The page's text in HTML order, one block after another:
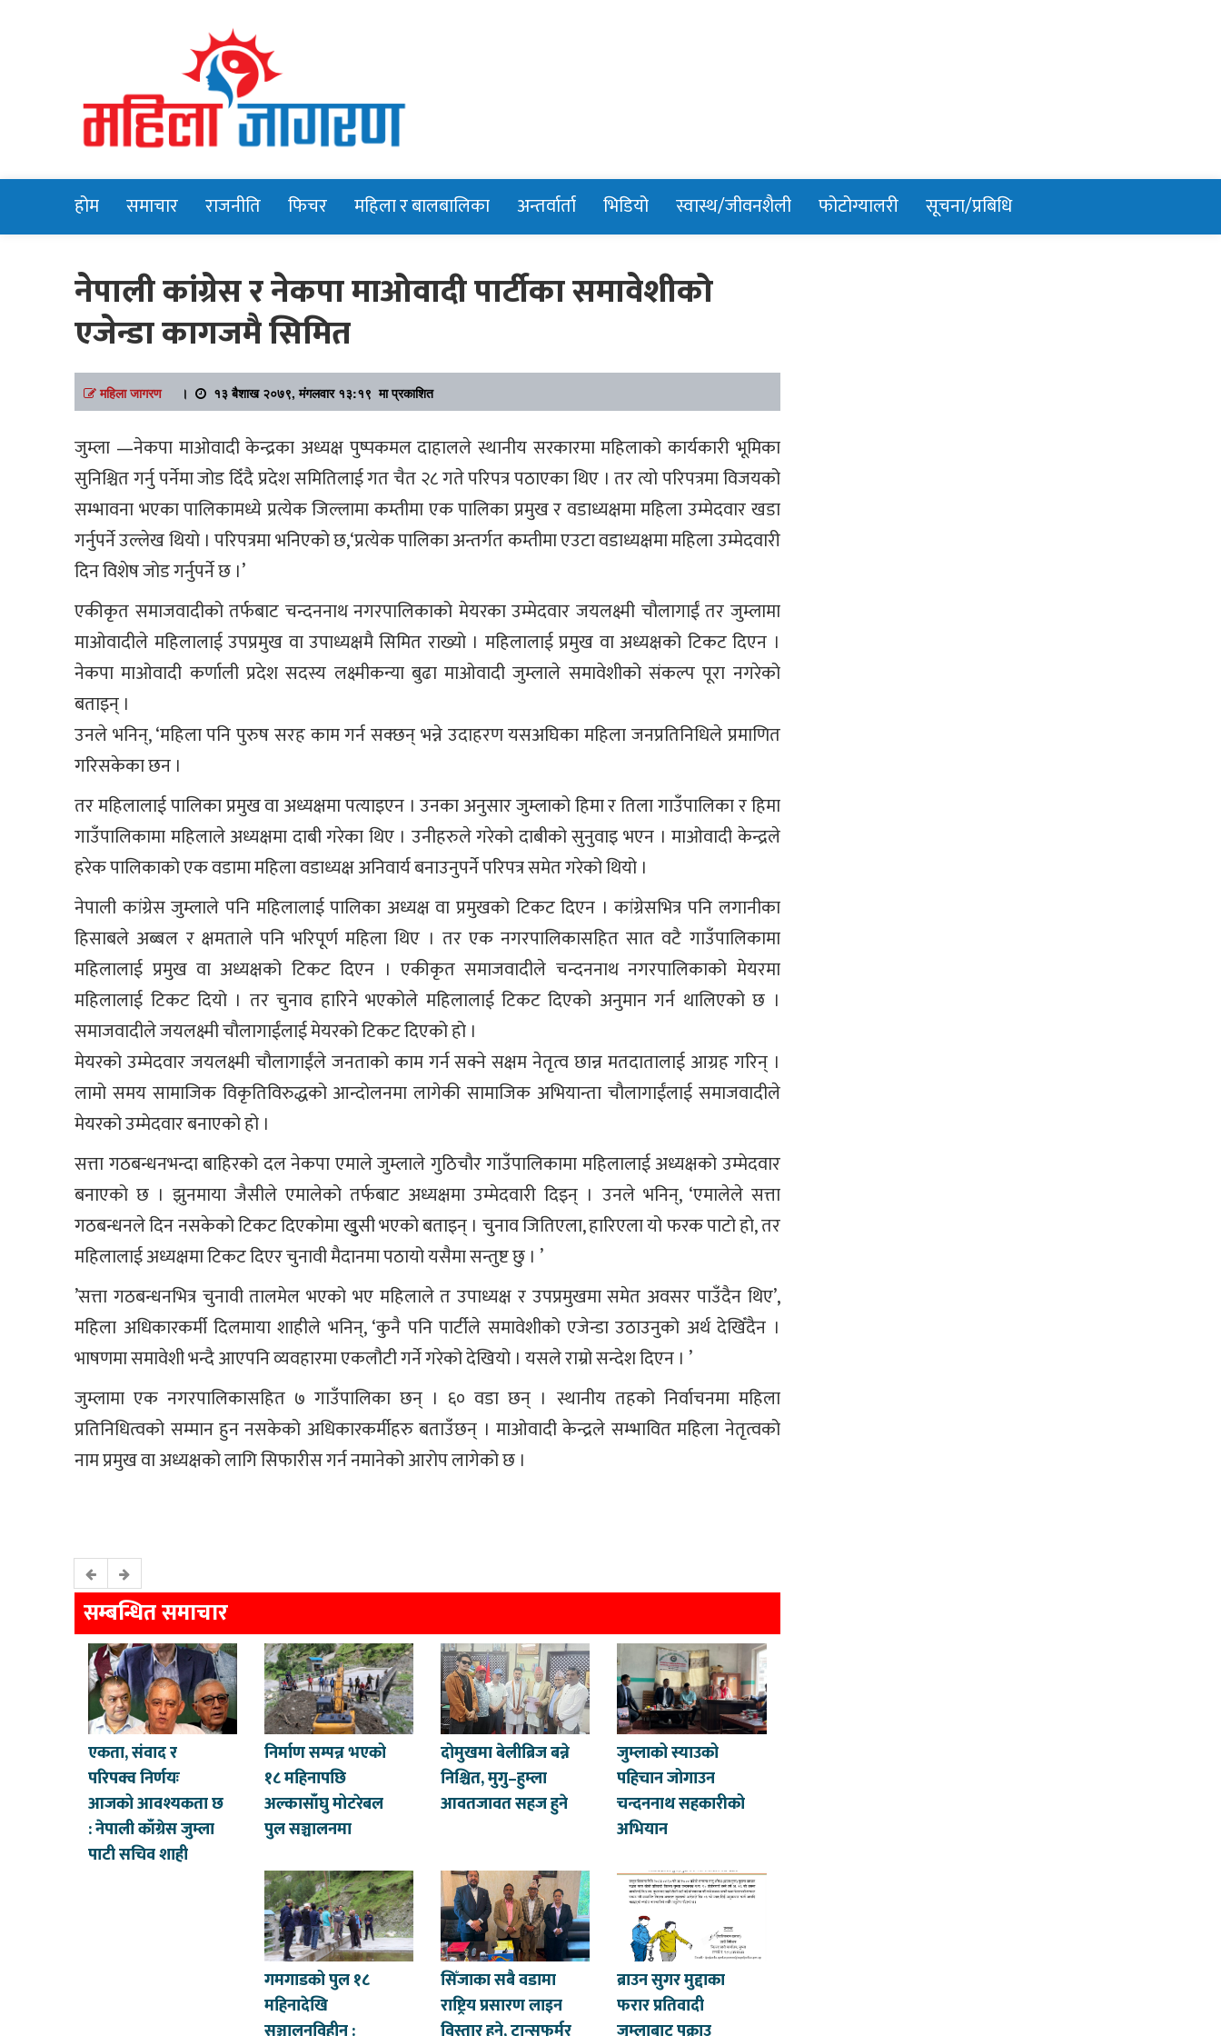
Mahilajagaran
होम समाचार राजनीति फिचर महिला र बालबालिका अन्तर्वार्ता भिडियो स्वास्थ/जीवनशैली फोटोग्यालरी सूचना/प्रबिधि
नेपाली कांग्रेस र नेकपा माओवादी पार्टीका समावेशीको
एजेन्डा कागजमै सिमित
महिला जागरण। १३ बैशाख २०७९, मंगलवार १३:१९ मा प्रकाशित
जुम्ला —नेकपा माओवादी केन्द्रका अध्यक्ष पुष्पकमल दाहालले स्थानीय सरकारमा महिलाको कार्यकारी भूमिका
सुनिश्चित गर्नु पर्नेमा जोड दिँदै प्रदेश समितिलाई गत चैत २८ गते परिपत्र पठाएका थिए । तर त्यो परिपत्रमा विजयको
सम्भावना भएका पालिकामध्ये प्रत्येक जिल्लामा कम्तीमा एक पालिका प्रमुख र वडाध्यक्षमा महिला उम्मेदवार खडा
गर्नुपर्ने उल्लेख थियो । परिपत्रमा भनिएको छ,‘प्रत्येक पालिका अन्तर्गत कम्तीमा एउटा वडाध्यक्षमा महिला उम्मेदवारी
दिन विशेष जोड गर्नुपर्ने छ ।’
एकीकृत समाजवादीको तर्फबाट चन्दननाथ नगरपालिकाको मेयरका उम्मेदवार जयलक्ष्मी चौलागाईं तर जुम्लामा
माओवादीले महिलालाई उपप्रमुख वा उपाध्यक्षमै सिमित राख्यो । महिलालाई प्रमुख वा अध्यक्षको टिकट दिएन ।
नेकपा माओवादी कर्णाली प्रदेश सदस्य लक्ष्मीकन्या बुढा माओवादी जुम्लाले समावेशीको संकल्प पूरा नगरेको
बताइन् ।
उनले भनिन्, ‘महिला पनि पुरुष सरह काम गर्न सक्छन् भन्ने उदाहरण यसअघिका महिला जनप्रतिनिधिले प्रमाणित
गरिसकेका छन ।
तर महिलालाई पालिका प्रमुख वा अध्यक्षमा पत्याइएन । उनका अनुसार जुम्लाको हिमा र तिला गाउँपालिका र हिमा
गाउँपालिकामा महिलाले अध्यक्षमा दाबी गरेका थिए । उनीहरुले गरेको दाबीको सुनुवाइ भएन । माओवादी केन्द्रले
हरेक पालिकाको एक वडामा महिला वडाध्यक्ष अनिवार्य बनाउनुपर्ने परिपत्र समेत गरेको थियो ।
नेपाली कांग्रेस जुम्लाले पनि महिलालाई पालिका अध्यक्ष वा प्रमुखको टिकट दिएन । कांग्रेसभित्र पनि लगानीका
हिसाबले अब्बल र क्षमताले पनि भरिपूर्ण महिला थिए । तर एक नगरपालिकासहित सात वटै गाउँपालिकामा
महिलालाई प्रमुख वा अध्यक्षको टिकट दिएन । एकीकृत समाजवादीले चन्दननाथ नगरपालिकाको मेयरमा
महिलालाई टिकट दियो । तर चुनाव हारिने भएकोले महिलालाई टिकट दिएको अनुमान गर्न थालिएको छ ।
समाजवादीले जयलक्ष्मी चौलागाईंलाई मेयरको टिकट दिएको हो ।
मेयरको उम्मेदवार जयलक्ष्मी चौलागाईंले जनताको काम गर्न सक्ने सक्षम नेतृत्व छान्न मतदातालाई आग्रह गरिन् ।
लामो समय सामाजिक विकृतिविरुद्धको आन्दोलनमा लागेकी सामाजिक अभियान्ता चौलागाईंलाई समाजवादीले
मेयरको उम्मेदवार बनाएको हो ।
सत्ता गठबन्धनभन्दा बाहिरको दल नेकपा एमाले जुम्लाले गुठिचौर गाउँपालिकामा महिलालाई अध्यक्षको उम्मेदवार
बनाएको छ । झुनमाया जैसीले एमालेको तर्फबाट अध्यक्षमा उम्मेदवारी दिइन् । उनले भनिन्, ‘एमालेले सत्ता
गठबन्धनले दिन नसकेको टिकट दिएकोमा खुुसी भएको बताइन् । चुनाव जितिएला, हारिएला यो फरक पाटो हो, तर
महिलालाई अध्यक्षमा टिकट दिएर चुनावी मैदानमा पठायो यसैमा सन्तुष्ट छु । ’
’सत्ता गठबन्धनभित्र चुनावी तालमेल भएको भए महिलाले त उपाध्यक्ष र उपप्रमुखमा समेत अवसर पाउँदैन थिए’,
महिला अधिकारकर्मी दिलमाया शाहीले भनिन्, ‘कुनै पनि पार्टीले समावेशीको एजेन्डा उठाउनुको अर्थ देखिँदैन ।
भाषणमा समावेशी भन्दै आएपनि व्यवहारमा एकलौटी गर्ने गरेको देखियो । यसले राम्रो सन्देश दिएन । ’
जुम्लामा एक नगरपालिकासहित ७ गाउँपालिका छन् । ६० वडा छन् । स्थानीय तहको निर्वाचनमा महिला
प्रतिनिधित्वको सम्मान हुन नसकेको अधिकारकर्मीहरु बताउँछन् । माओवादी केन्द्रले सम्भावित महिला नेतृत्वको
नाम प्रमुख वा अध्यक्षको लागि सिफारीस गर्न नमानेको आरोप लागेको छ ।
सम्बन्धित समाचार
एकता, संवाद र
परिपक्व निर्णयः
आजको आवश्यकता छ
: नेपाली काँग्रेस जुम्ला
पाटी सचिव शाही
निर्माण सम्पन्न भएको
१८ महिनापछि
अल्कासाँघु मोटरेबल
पुल सञ्चालनमा
दोमुखमा बेलीब्रिज बन्ने
निश्चित, मुगु–हुम्ला
आवतजावत सहज हुने
जुम्लाको स्याउको
पहिचान जोगाउन
चन्दननाथ सहकारीको
अभियान
गमगाडको पुल १८
महिनादेखि
सिँजाका सबै वडामा
राष्ट्रिय प्रसारण लाइन
ब्राउन सुगर मुद्दाका
फरार प्रतिवादी